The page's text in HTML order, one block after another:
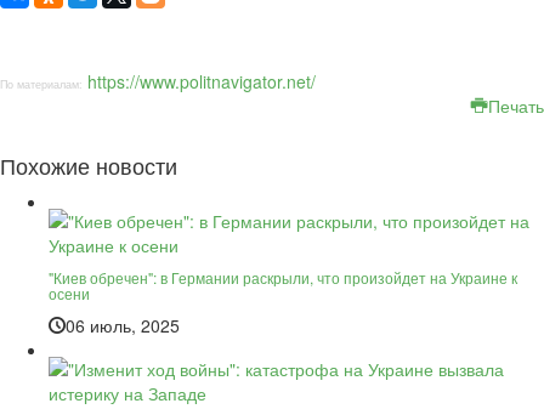
По материалам: https://www.politnavigator.net/
Печать
Похожие новости
"Киев обречен": в Германии раскрыли, что произойдет на Украине к
осени
06 июль, 2025